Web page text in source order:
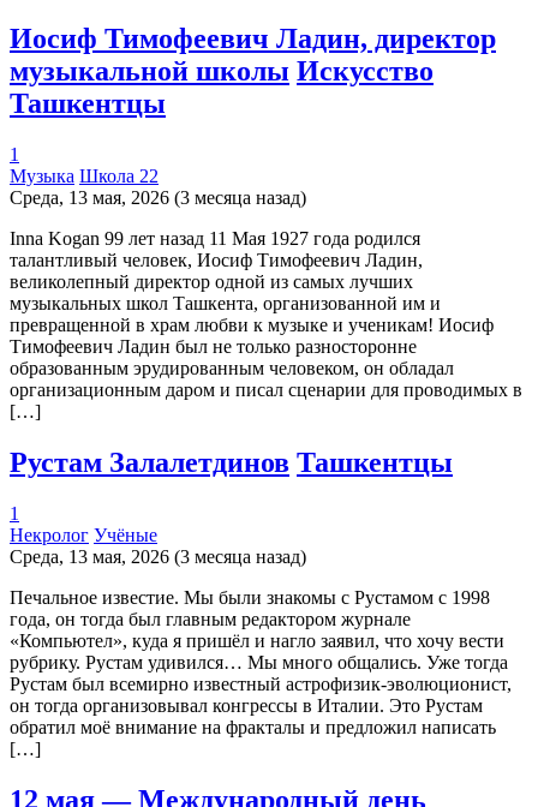
Иосиф Тимофеевич Ладин, директор
музыкальной школы Искусство
Ташкентцы
1
Музыка Школа 22
Среда, 13 мая, 2026 (3 месяца назад)
Inna Kogan 99 лет назад 11 Мая 1927 года родился
талантливый человек, Иосиф Тимофеевич Ладин,
великолепный директор одной из самых лучших
музыкальных школ Ташкента, организованной им и
превращенной в храм любви к музыке и ученикам! Иосиф
Тимофеевич Ладин был не только разносторонне
образованным эрудированным человеком, он обладал
организационным даром и писал сценарии для проводимых в
[…]
Рустам Залалетдинов Ташкентцы
1
Некролог Учёные
Среда, 13 мая, 2026 (3 месяца назад)
Печальное известие. Мы были знакомы с Рустамом с 1998
года, он тогда был главным редактором журнале
«Компьютел», куда я пришёл и нагло заявил, что хочу вести
рубрику. Рустам удивился… Мы много общались. Уже тогда
Рустам был всемирно известный астрофизик-эволюционист,
он тогда организовывал конгрессы в Италии. Это Рустам
обратил моё внимание на фракталы и предложил написать
[…]
12 мая — Международный день